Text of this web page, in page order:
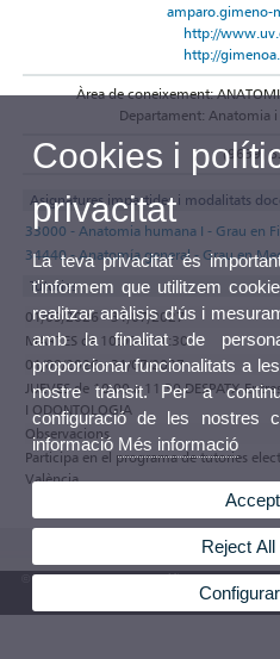
amparo.gimeno-
http://
http://
Àrea de coneixement:
Departament: Anatomia
(9639)
Asignatures impartides i modalitats
33000 - Anatomia humana I - Grau en
34440 - Anatomía general - Grau en
Tutories
01/09/2026 - 31/07/2027
MARTES de 10:00 a 11:30
01/09/2026 - 31/07/2027
JUEVES de 10:00 a 11:30 DESPATX
I ODONTOLOGIA
Observacions
Participa en el programa de tutories
València
© 2026 UV. - Av. Blasco Ibáñez, 13. 46010
Bústia
Cookies i
privacitat
La teva privacitat és
t'informem que utilitzem
realitzar anàlisis d'ús i
amb la finalitat de
proporcionar funcionalitats a
nostre trànsit. Per a
configuració de les nostres
informació Més informació
Reject